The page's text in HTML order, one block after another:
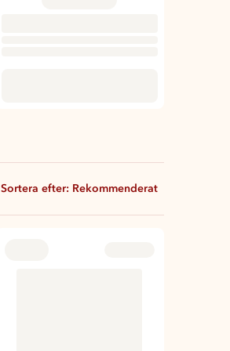
Sortera efter: Rekommenderat